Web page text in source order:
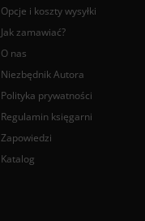
Opcje i koszty wysyłki
Jak zamawiać?
O nas
Niezbędnik Autora
Polityka prywatności
Regulamin księgarni
Zapowiedzi
Katalog